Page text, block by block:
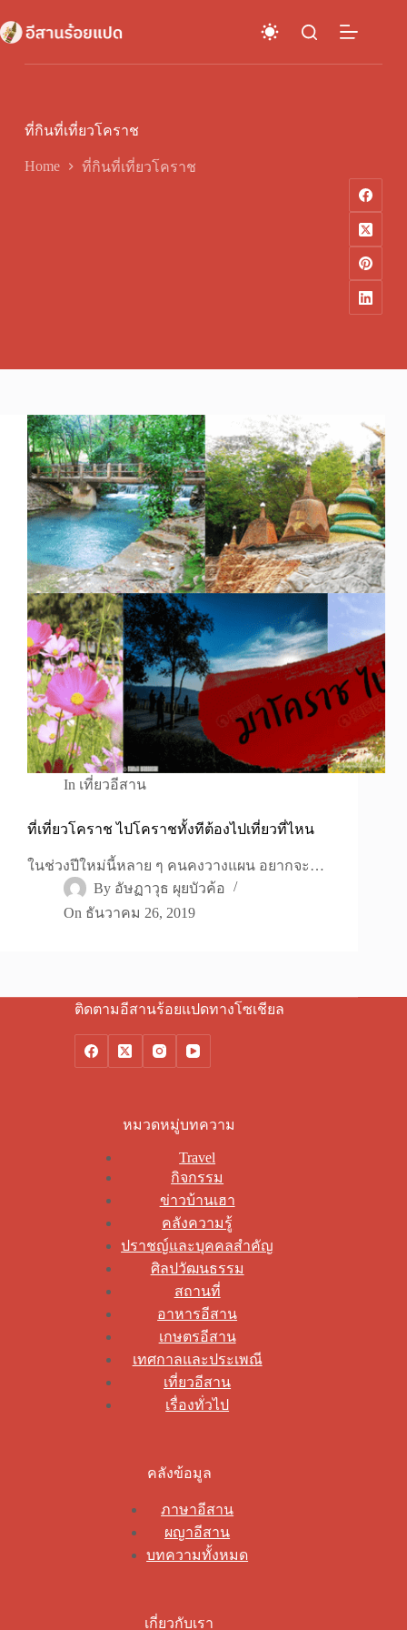
to
content
ที่กินที่เที่ยวโคราช
Home ที่กินที่เที่ยวโคราช
In เที่ยวอีสาน
ที่เที่ยวโคราช ไปโคราชทั้งทีต้องไปเที่ยวที่ไหน
ในช่วงปีใหม่นี้หลาย ๆ คนคงวางแผน อยากจะ…
By อัษฏาวุธ ผุยบัวค้อ
On ธันวาคม 26, 2019
ติดตามอีสานร้อยแปดทางโซเชียล
หมวดหมู่บทความ
Travel
กิจกรรม
ข่าวบ้านเฮา
คลังความรู้
ปราชญ์และบุคคลสำคัญ
ศิลปวัฒนธรรม
สถานที่
อาหารอีสาน
เกษตรอีสาน
เทศกาลและประเพณี
เที่ยวอีสาน
เรื่องทั่วไป
คลังข้อมูล
ภาษาอีสาน
ผญาอีสาน
บทความทั้งหมด
เกี่ยวกับเรา